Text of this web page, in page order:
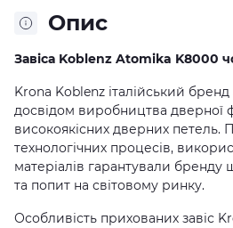
Опис
Завіса Koblenz Atomika K8000
Krona Koblenz італійський бренд
досвідом виробництва дверної
високоякісних дверних петель.
технологічних процесів,
матеріалів гарантували бренду
та попит на світовому ринку.
Особливість прихованих завіс